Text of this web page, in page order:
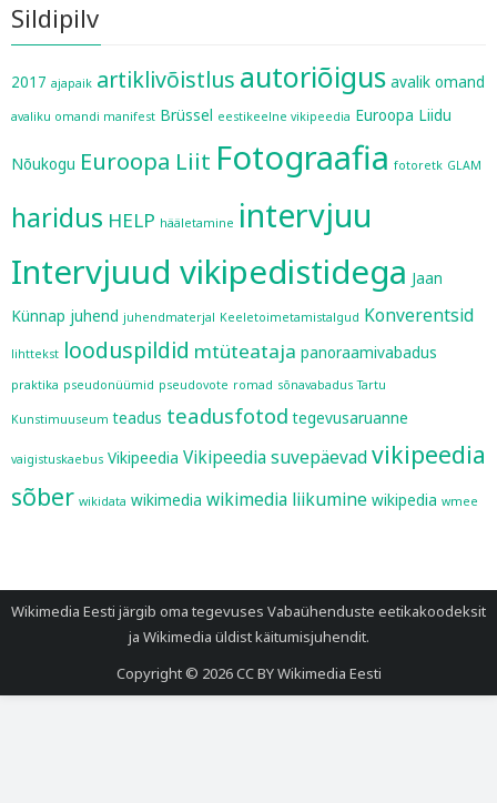
Sildipilv
2017 ajapaik artiklivõistlus autoriõigus avalik omand
avaliku omandi manifest Brüssel eestikeelne vikipeedia Euroopa Liidu
Nõukogu Euroopa Liit Fotograafia fotoretk GLAM
haridus HELP hääletamine intervjuu
Intervjuud vikipedistidega Jaan
Künnap juhend juhendmaterjal Keeletoimetamistalgud Konverentsid
lihttekst looduspildid mtüteataja panoraamivabadus
praktika pseudonüümid pseudovote romad sõnavabadus Tartu
Kunstimuuseum teadus teadusfotod tegevusaruanne
vaigistuskaebus Vikipeedia Vikipeedia suvepäevadvikipeedia
sõber wikidata wikimedia wikimedia liikumine wikipedia wmee
Wikimedia Eesti järgib oma tegevuses Vabaühenduste eetikakoodeksit
ja Wikimedia üldist käitumisjuhendit.
Copyright © 2026CC BY Wikimedia Eesti